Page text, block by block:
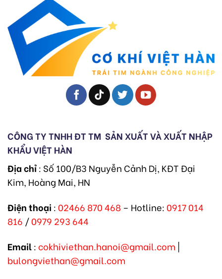
CÔNG TY TNHH ĐT TM SẢN XUẤT VÀ XUẤT NHẬP
KHẨU VIỆT HÀN
Địa chỉ : Số 100/B3 Nguyễn Cảnh Dị, KĐT Đại
Kim, Hoàng Mai, HN
Điện thoại :02466 870 468 – Hotline: 0917 014
816 / 0979 293 644
Email: cokhiviethan.hanoi@gmail.com |
bulongviethan@gmail.com